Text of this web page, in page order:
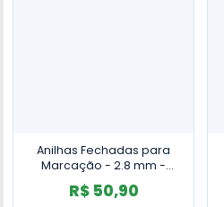
Anilhas Fechadas para
Marcação - 2.8 mm -
Azulão - Canário da Terra -
20 un. - Preto
R$ 50,90